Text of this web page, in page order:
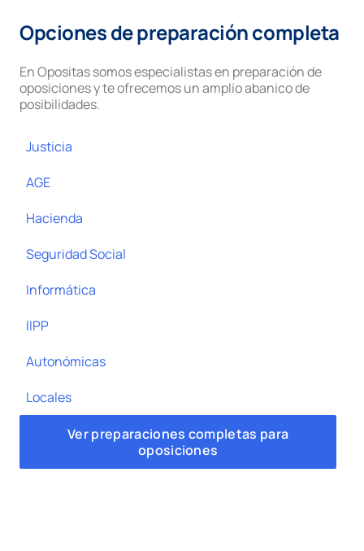
Opciones de preparación completa
En Opositas somos especialistas en preparación de
oposiciones y te ofrecemos un amplio abanico de
posibilidades.
Justicia
AGE
Hacienda
Seguridad Social
Informática
IIPP
Autonómicas
Locales
Ver preparaciones completas para
oposiciones